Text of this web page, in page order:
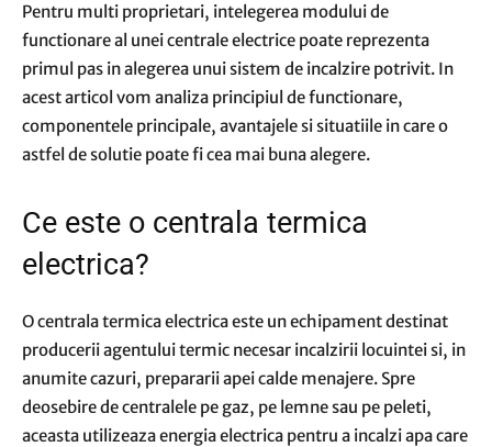
Pentru multi proprietari, intelegerea modului de
functionare al unei centrale electrice poate reprezenta
primul pas in alegerea unui sistem de incalzire potrivit. In
acest articol vom analiza principiul de functionare,
componentele principale, avantajele si situatiile in care o
astfel de solutie poate fi cea mai buna alegere.
Ce este o centrala termica
electrica?
O centrala termica electrica este un echipament destinat
producerii agentului termic necesar incalzirii locuintei si, in
anumite cazuri, prepararii apei calde menajere. Spre
deosebire de centralele pe gaz, pe lemne sau pe peleti,
aceasta utilizeaza energia electrica pentru a incalzi apa care